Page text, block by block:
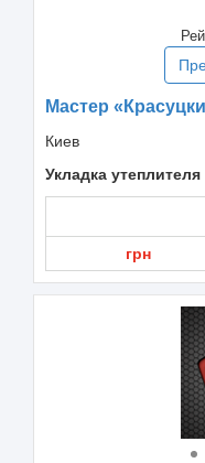
Мастер
Киев
Укладка утеплителя
грн